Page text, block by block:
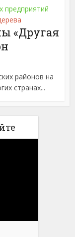
предприятий
«Другая
районов на
странах...